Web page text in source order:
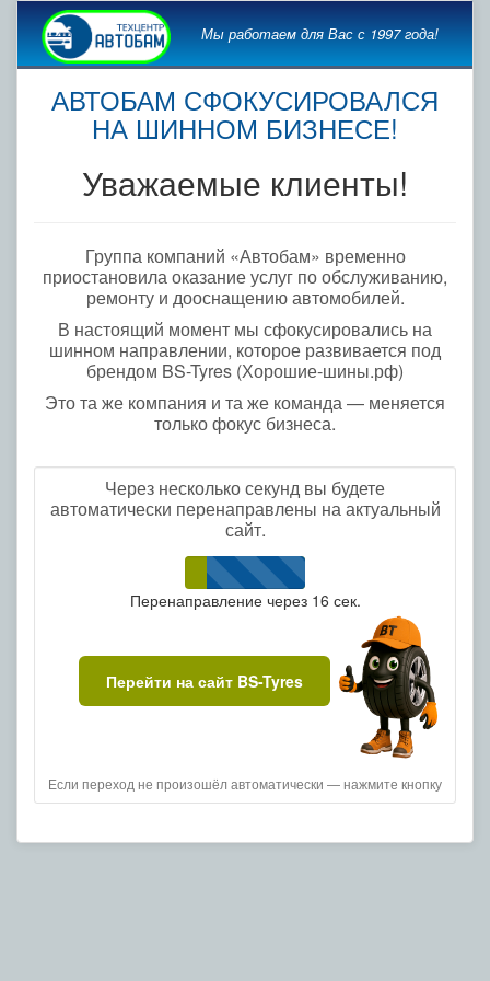
Мы работаем для Вас с 1997 года!
АВТОБАМ СФОКУСИРОВАЛСЯ
НА ШИННОМ БИЗНЕСЕ!
Уважаемые клиенты!
Группа компаний «Автобам» временно
приостановила оказание услуг по обслуживанию,
ремонту и дооснащению автомобилей.
В настоящий момент мы сфокусировались на
шинном направлении, которое развивается под
брендом BS-Tyres (Хорошие-шины.рф)
Это та же компания и та же команда — меняется
только фокус бизнеса.
Через несколько секунд вы будете
автоматически перенаправлены на актуальный
сайт.
Перенаправление через 16 сек.
Перейти на сайт BS-Tyres
Если переход не произошёл автоматически — нажмите кнопку